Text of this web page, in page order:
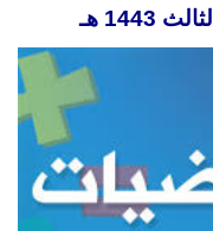
هـ